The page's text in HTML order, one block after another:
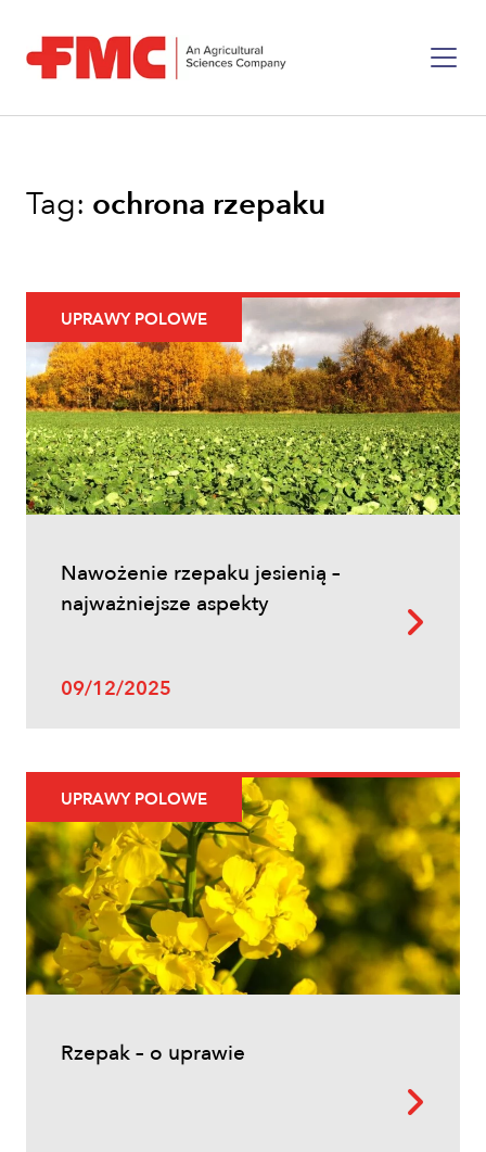
Tag: ochrona rzepaku
UPRAWY POLOWE
Nawożenie rzepaku jesienią –
najważniejsze aspekty
09/12/2025
UPRAWY POLOWE
Rzepak – o uprawie